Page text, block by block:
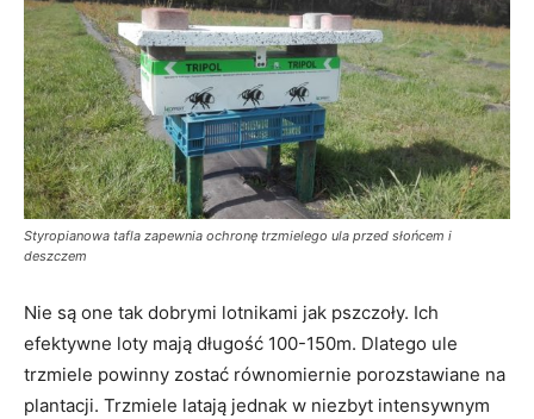
Styropianowa tafla zapewnia ochronę trzmielego ula przed słońcem i
deszczem
Nie są one tak dobrymi lotnikami jak pszczoły. Ich
efektywne loty mają długość 100-150m. Dlatego ule
trzmiele powinny zostać równomiernie porozstawiane na
plantacji. Trzmiele latają jednak w niezbyt intensywnym